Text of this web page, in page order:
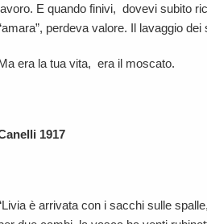
E quando finivi, dovevi subito
perdeva valore. Il lavaggio
era la tua vita, era il moscato.
1917
è arrivata con i sacchi sulle